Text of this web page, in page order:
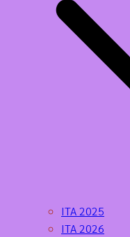
ITA 2025
ITA 2026